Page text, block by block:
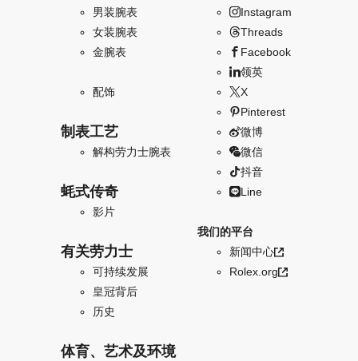
男装腕表
女装腕表
金腕表
配饰
制表工艺
解构劳力士腕表
蚝式传奇
影片
有关劳力士
可持续发展
皇冠背后
历史
体育、艺术及环境
Instagram
Threads
Facebook
领英
X
Pinterest
微博
微信
抖音
Line
我们的平台
新闻中心
Rolex.org